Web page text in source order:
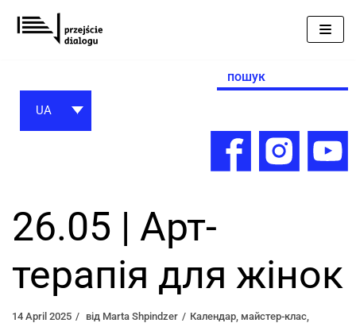
Перейти
до
Search
for:
UA
26.05 | Арт-
терапія для жінок
14 April 2025 від Marta Shpindzer Календар майстер-клас